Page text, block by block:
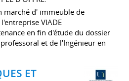
marché d' immeuble de
VIADE
en fin d'étude du dossier
et de l'Ingénieur en
ET